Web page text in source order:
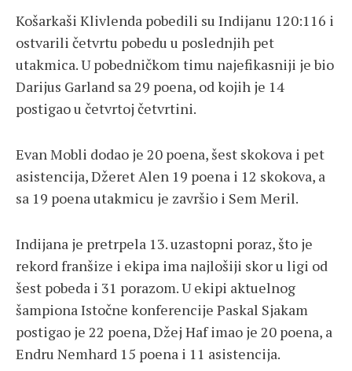
Košarkaši Klivlenda pobedili su Indijanu 120:116 i
ostvarili četvrtu pobedu u poslednjih pet
utakmica. U pobedničkom timu najefikasniji je bio
Darijus Garland sa 29 poena, od kojih je 14
postigao u četvrtoj četvrtini.
Evan Mobli dodao je 20 poena, šest skokova i pet
asistencija, Džeret Alen 19 poena i 12 skokova, a
sa 19 poena utakmicu je završio i Sem Meril.
Indijana je pretrpela 13. uzastopni poraz, što je
rekord franšize i ekipa ima najlošiji skor u ligi od
šest pobeda i 31 porazom. U ekipi aktuelnog
šampiona Istočne konferencije Paskal Sjakam
postigao je 22 poena, Džej Haf imao je 20 poena, a
Endru Nemhard 15 poena i 11 asistencija.